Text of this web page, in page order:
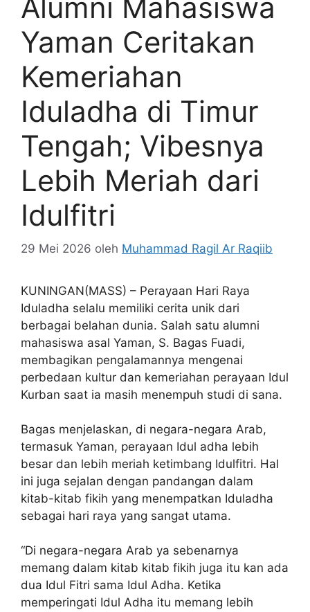
Alumni Mahasiswa
Yaman Ceritakan
Kemeriahan
Iduladha di Timur
Tengah; Vibesnya
Lebih Meriah dari
Idulfitri
29 Mei 2026 oleh Muhammad Ragil Ar Raqiib
KUNINGAN(MASS) – Perayaan Hari Raya
Iduladha selalu memiliki cerita unik dari
berbagai belahan dunia. Salah satu alumni
mahasiswa asal Yaman, S. Bagas Fuadi,
membagikan pengalamannya mengenai
perbedaan kultur dan kemeriahan perayaan Idul
Kurban saat ia masih menempuh studi di sana.
Bagas menjelaskan, di negara-negara Arab,
termasuk Yaman, perayaan Idul adha lebih
besar dan lebih meriah ketimbang Idulfitri. Hal
ini juga sejalan dengan pandangan dalam
kitab-kitab fikih yang menempatkan Iduladha
sebagai hari raya yang sangat utama.
“Di negara-negara Arab ya sebenarnya
memang dalam kitab kitab fikih juga itu kan ada
dua Idul Fitri sama Idul Adha. Ketika
memperingati Idul Adha itu memang lebih